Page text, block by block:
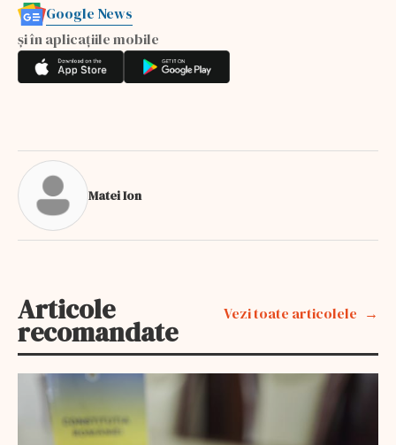
Google News
și în aplicațiile mobile
Matei Ion
Articole
recomandate
Vezi toate articolele